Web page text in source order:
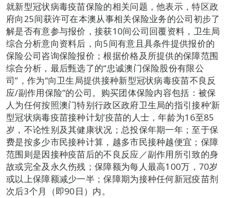
就新型冠状病毒疫苗保险的相关问题，他表示，特区政
府向25间获许可在本澳从事相关保险业务的公司初步了
解是否有意参与报价，接获10间公司回覆资料，卫生局
综合分析意向资料后，向5间有意且具条件提供报价的
保险公司咨询保险报价；根据价格及所提供的保障范围
综合分析，最后甄选了的“忠诚澳门保险股份有限公
司”，作为“向卫生局提供接种新型冠状病毒疫苗不良反
应/副作用保险”的公司。购买团体保险内容包括：被保
人为任何按照澳门特别行政区政府卫生局的指引接种‘新
型冠状病毒疫苗接种计划’疫苗的人士，年龄为16至85
岁，不论性别及其健康状况；总投保年期一年；至于保
费是按多少市民接种计算，越多市民接种越便宜；保障
范围则是因接种疫苗后的不良反应／副作用所引致的身
故或完全及永久伤残；保障额为每人最高100万，70岁
或以上保障额减少一半；保障期为接种任何新冠疫苗剂
次后3个月（即90日）内。